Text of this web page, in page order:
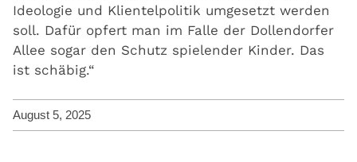
Ideologie und Klientelpolitik umgesetzt werden
soll. Dafür opfert man im Falle der Dollendorfer
Allee sogar den Schutz spielender Kinder. Das
ist schäbig.“
August 5, 2025